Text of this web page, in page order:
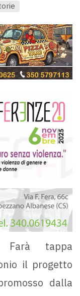
Farà tappa
il progetto
dalla